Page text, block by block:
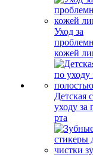
Уход за
кожей
Детская
уходу за
рта